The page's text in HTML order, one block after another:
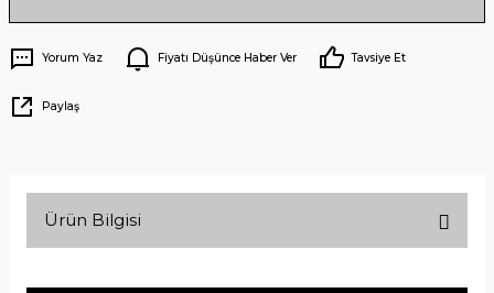
Yorum Yaz Fiyatı Düşünce Haber Ver Tavsiye Et
Paylaş
Ürün Bilgisi